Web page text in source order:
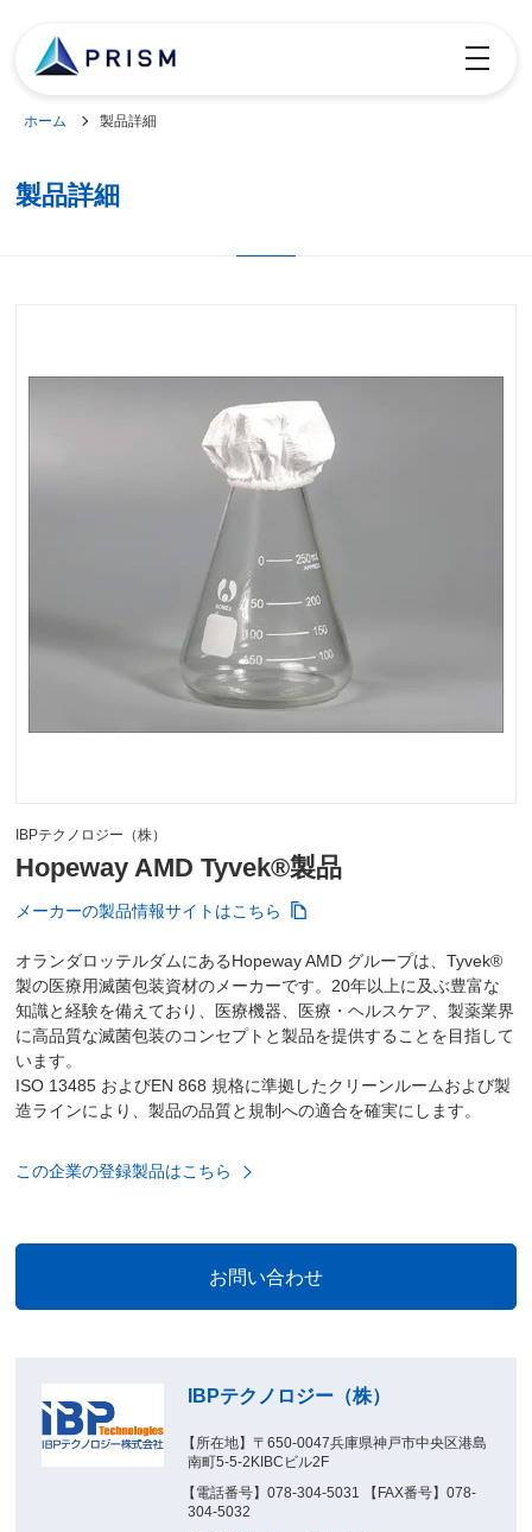
toggle
ホーム 製品詳細
製品詳細
IBPテクノロジー（株）
Hopeway AMD Tyvek®製品
メーカーの製品情報サイトはこちら
オランダロッテルダムにあるHopeway AMD グループは、Tyvek®
製の医療用滅菌包装資材のメーカーです。20年以上に及ぶ豊富な
知識と経験を備えており、医療機器、医療・ヘルスケア、製薬業界
に高品質な滅菌包装のコンセプトと製品を提供することを目指して
います。
ISO 13485 およびEN 868 規格に準拠したクリーンルームおよび製
造ラインにより、製品の品質と規制への適合を確実にします。
この企業の登録製品はこちら
IBPテクノロジー（株）
【所在地】〒650-0047兵庫県神戸市中央区港島
南町5-5-2KIBCビル2F
【電話番号】078-304-5031 【FAX番号】078-
304-5032